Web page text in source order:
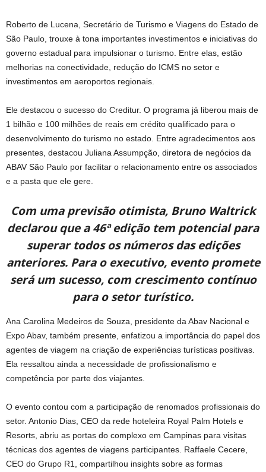
Roberto de Lucena, Secretário de Turismo e Viagens do Estado de
São Paulo, trouxe à tona importantes investimentos e iniciativas do
governo estadual para impulsionar o turismo. Entre elas, estão
melhorias na conectividade, redução do ICMS no setor e
investimentos em aeroportos regionais.
Ele destacou o sucesso do Creditur. O programa já liberou mais de
1 bilhão e 100 milhões de reais em crédito qualificado para o
desenvolvimento do turismo no estado. Entre agradecimentos aos
presentes, destacou Juliana Assumpção, diretora de negócios da
ABAV São Paulo por facilitar o relacionamento entre os associados
e a pasta que ele gere.
Com uma previsão otimista, Bruno Waltrick
declarou que a46ªedição tem potencial para
superar todos os números das edições
anteriores. Para o executivo, evento promete
será um sucesso, com crescimento contínuo
para o setor turístico.
Ana Carolina Medeiros de Souza, presidente da Abav Nacional e
Expo Abav, também presente, enfatizou a importância do papel dos
agentes de viagem na criação de experiências turísticas positivas.
Ela ressaltou ainda a necessidade de profissionalismo e
competência por parte dos viajantes.
O evento contou com a participação de renomados profissionais do
setor. Antonio Dias, CEO da rede hoteleira Royal Palm Hotels e
Resorts, abriu as portas do complexo em Campinas para visitas
técnicas dos agentes de viagens participantes. Raffaele Cecere,
CEO do Grupo R1, compartilhou insights sobre as formas